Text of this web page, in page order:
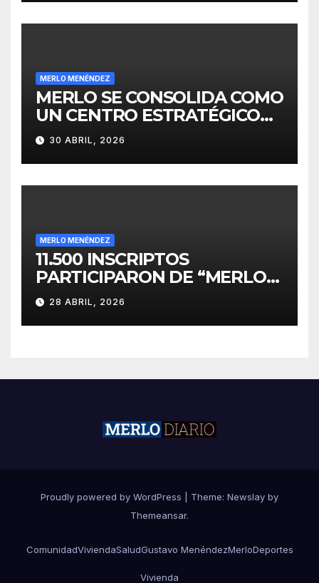
MERLO MENÉNDEZ
MERLO SE CONSOLIDA COMO
UN CENTRO ESTRATÉGICO
PARA EL DESARROLLO DE
INVERSIONES
30 ABRIL, 2026
MERLO MENÉNDEZ
11.500 INSCRIPTOS
PARTICIPARON DE “MERLO
CORRE POR MALVINAS”
28 ABRIL, 2026
Proudly powered by WordPress Theme: Newslay by
Themeansar.
ComunidadViviendaSaludGustavo MenéndezMerloDeportes
Vivienda